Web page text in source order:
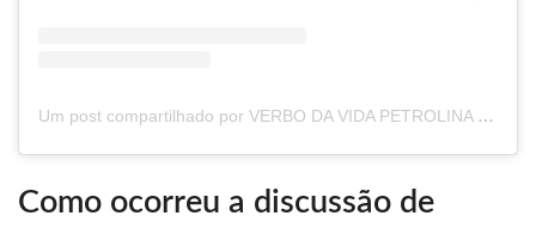
Um post compartilhado por VERBO DA VIDA PETROLINA (@verbopetrolina)
Como ocorreu a discussão de